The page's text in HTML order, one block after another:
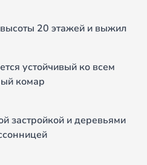
20 этажей и выжил
устойчивый ко всем
комар
застройкой и деревьями